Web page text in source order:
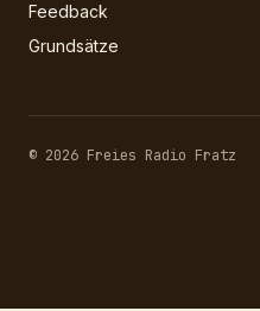
Feedback
Grundsätze
© 2026 Freies Radio Fratz